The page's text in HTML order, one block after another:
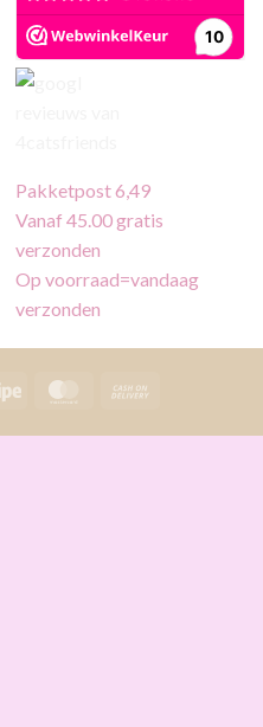
Pakketpost 6,49
Vanaf 45.00 gratis
verzonden
Op voorraad=vandaag
verzonden
Stripe MasterCard